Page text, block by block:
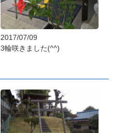
2017/07/09
3輪咲きました(^^)